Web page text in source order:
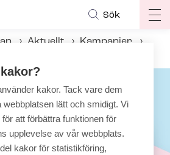
Sök
Aktuellt
Kampanjer
kakor. Tack vare dem
webbplatsen lätt och smidigt. Vi
att förbättra funktionen för
upplevelse av vår webbplats.
kakor för statistikföring,